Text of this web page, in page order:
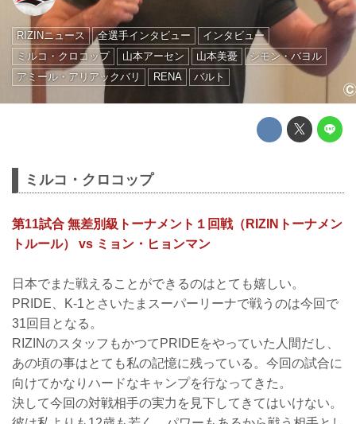
RIZINニュース 全選手インタビュー
インタビュー
ミルコ・クロコップ
山本アーセン 山本美憂
シモン・バヨル
アミール・アリアックバリ
RENA バルト
ミルコ・クロコップ
第11試合 無差別級トーナメント１回戦（RIZINトーナメン
トルール） vs ミョン・ヒョンマン
日本でまた戦えることができるのはとても嬉しい。
PRIDE、K-1とさいたまスーパーリーナで戦うのは今回で
31回目となる。
RIZINのスタッフもかつてPRIDEをやっていた人間だし、
あの頃の事はとても私の記憶に残っている。今回の試合に
向けてかなりハードなキャンプを行なってきた。
決して今回の対戦相手の実力を見下してきてはいけない。